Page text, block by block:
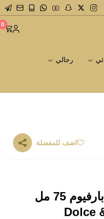
0
رجالي
اضف للمفضلة
عطر دولتشي غابانا دولسي وردة بيوني او دو بارفيوم 75 مل
Dolce